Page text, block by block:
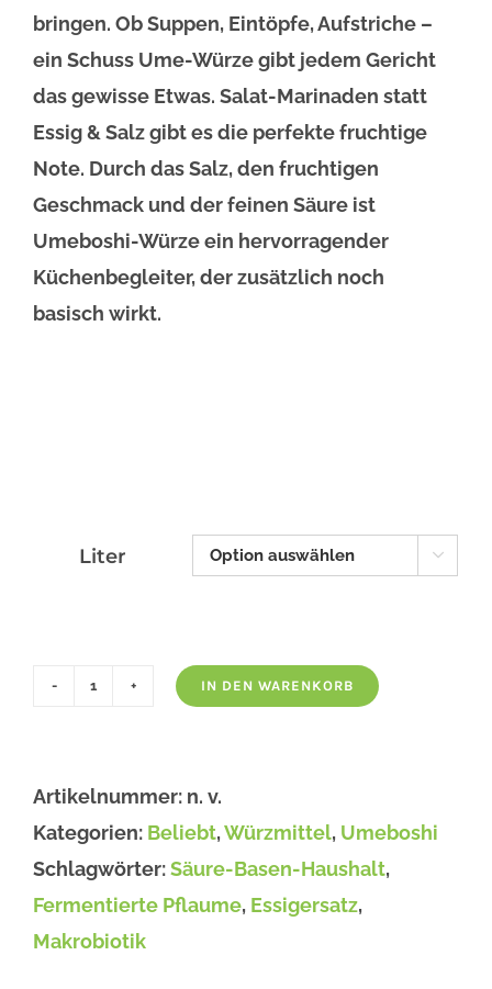
bringen. Ob Suppen, Eintöpfe, Aufstriche –
ein Schuss Ume-Würze gibt jedem Gericht
das gewisse Etwas. Salat-Marinaden statt
Essig & Salz gibt es die perfekte fruchtige
Note. Durch das Salz, den fruchtigen
Geschmack und der feinen Säure ist
Umeboshi-Würze ein hervorragender
Küchenbegleiter, der zusätzlich noch
basisch wirkt.
Liter 
Umeboshi
IN DEN WARENKORB
Artikelnummer: n. v.
Kategorien: Beliebt,Würzmittel, Umeboshi
Schlagwörter:Säure-Basen-Haushalt,
Fermentierte Pflaume, Essigersatz,
Makrobiotik